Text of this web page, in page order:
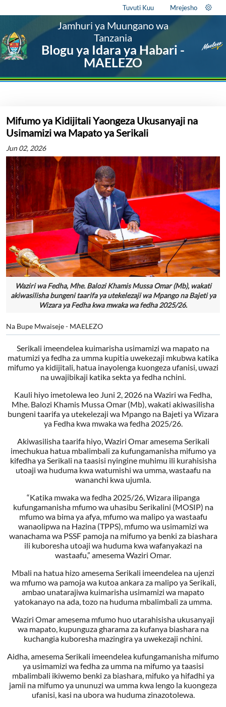
Tuvuti Kuu Mrejesho
Jamhuri ya Muungano wa
Tanzania
Blogu ya Idara ya Habari -
MAELEZO
Mifumo ya Kidijitali Yaongeza Ukusanyaji na
Usimamizi wa Mapato ya Serikali
Jun 02, 2026
Waziri wa Fedha, Mhe. Balozi Khamis Mussa Omar (Mb), wakati
akiwasilisha bungeni taarifa ya utekelezaji wa Mpango na Bajeti ya
Wizara ya Fedha kwa mwaka wa fedha 2025/26.
Na Bupe Mwaiseje - MAELEZO
Serikali imeendelea kuimarisha usimamizi wa mapato na
matumizi ya fedha za umma kupitia uwekezaji mkubwa katika
mifumo ya kidijitali, hatua inayolenga kuongeza ufanisi, uwazi
na uwajibikaji katika sekta ya fedha nchini.
Kauli hiyo imetolewa leo Juni 2, 2026 na Waziri wa Fedha,
Mhe. Balozi Khamis Mussa Omar (Mb), wakati akiwasilisha
bungeni taarifa ya utekelezaji wa Mpango na Bajeti ya Wizara
ya Fedha kwa mwaka wa fedha 2025/26.
Akiwasilisha taarifa hiyo, Waziri Omar amesema Serikali
imechukua hatua mbalimbali za kufungamanisha mifumo ya
kifedha ya Serikali na taasisi nyingine muhimu ili kurahisisha
utoaji wa huduma kwa watumishi wa umma, wastaafu na
wananchi kwa ujumla.
“Katika mwaka wa fedha 2025/26, Wizara ilipanga
kufungamanisha mfumo wa uhasibu Serikalini (MOSIP) na
mfumo wa bima ya afya, mfumo wa malipo ya wastaafu
wanaolipwa na Hazina (TPPS), mfumo wa usimamizi wa
wanachama wa PSSF pamoja na mifumo ya benki za biashara
ili kuboresha utoaji wa huduma kwa wafanyakazi na
wastaafu,” amesema Waziri Omar.
Mbali na hatua hizo amesema Serikali imeendelea na ujenzi
wa mfumo wa pamoja wa kutoa ankara za malipo ya Serikali,
ambao unatarajiwa kuimarisha usimamizi wa mapato
yatokanayo na ada, tozo na huduma mbalimbali za umma.
Waziri Omar amesema mfumo huo utarahisisha ukusanyaji
wa mapato, kupunguza gharama za kufanya biashara na
kuchangia kuboresha mazingira ya uwekezaji nchini.
Aidha, amesema Serikali imeendelea kufungamanisha mifumo
ya usimamizi wa fedha za umma na mifumo ya taasisi
mbalimbali ikiwemo benki za biashara, mifuko ya hifadhi ya
jamii na mifumo ya ununuzi wa umma kwa lengo la kuongeza
ufanisi, kasi na ubora wa huduma zinazotolewa.